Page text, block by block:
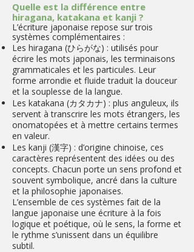
Quelle est la différence entre
hiragana, katakana et kanji ?
​L’écriture japonaise repose sur trois
systèmes complémentaires :
Les hiragana (ひらがな) : utilisés pour
écrire les mots japonais, les terminaisons
grammaticales et les particules. Leur
forme arrondie et fluide traduit la douceur
et la souplesse de la langue.
Les katakana (カタカナ) : plus anguleux, ils
servent à transcrire les mots étrangers, les
onomatopées et à mettre certains termes
en valeur.
Les kanji (漢字) : d’origine chinoise, ces
caractères représentent des idées ou des
concepts. Chacun porte un sens profond et
souvent symbolique, ancré dans la culture
et la philosophie japonaises.
L’ensemble de ces systèmes fait de la
langue japonaise une écriture à la fois
logique et poétique, où le sens, la forme et
le rythme s’unissent dans un équilibre
subtil.